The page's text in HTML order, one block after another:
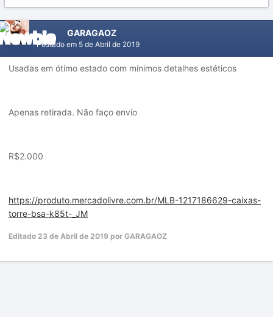
GARAGAOZ
Postado em 5 de Abril de 2019
Usadas em ótimo estado com mínimos detalhes estéticos
Apenas retirada. Não faço envio
R$2.000
https://produto.mercadolivre.com.br/MLB-1217186629-caixas-
torre-bsa-k85t-_JM
Editado 23 de Abril de 2019 por GARAGAOZ